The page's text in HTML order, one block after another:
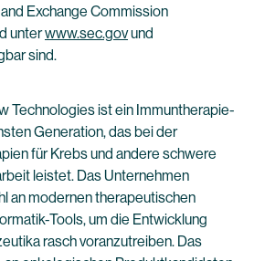
Exchange Commission
unterwww.sec.govund
sind.
Technologies ist ein Immuntherapie-
Generation, das bei der
für Krebs und andere schwere
leistet. Das Unternehmen
an modernen therapeutischen
Tools, um die Entwicklung
rasch voranzutreiben. Das